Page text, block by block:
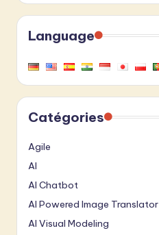
Language
Catégories
Agile
AI
AI Chatbot
AI Powered Image Translator
AI Visual Modeling